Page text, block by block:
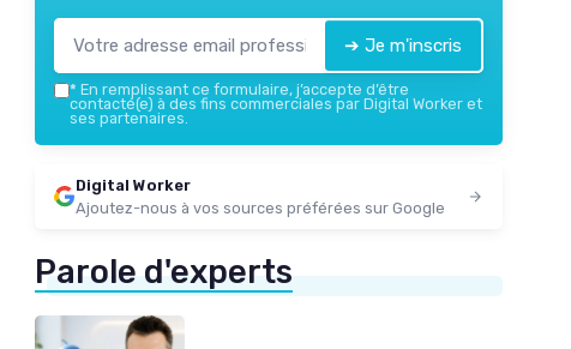
➔ Je m'inscris
* En remplissant ce formulaire, j’accepte d’être
contacté(e) à des fins commerciales par Digital Worker et
ses partenaires.
Digital Worker
Ajoutez-nous à vos sources préférées sur Google
Parole d'experts